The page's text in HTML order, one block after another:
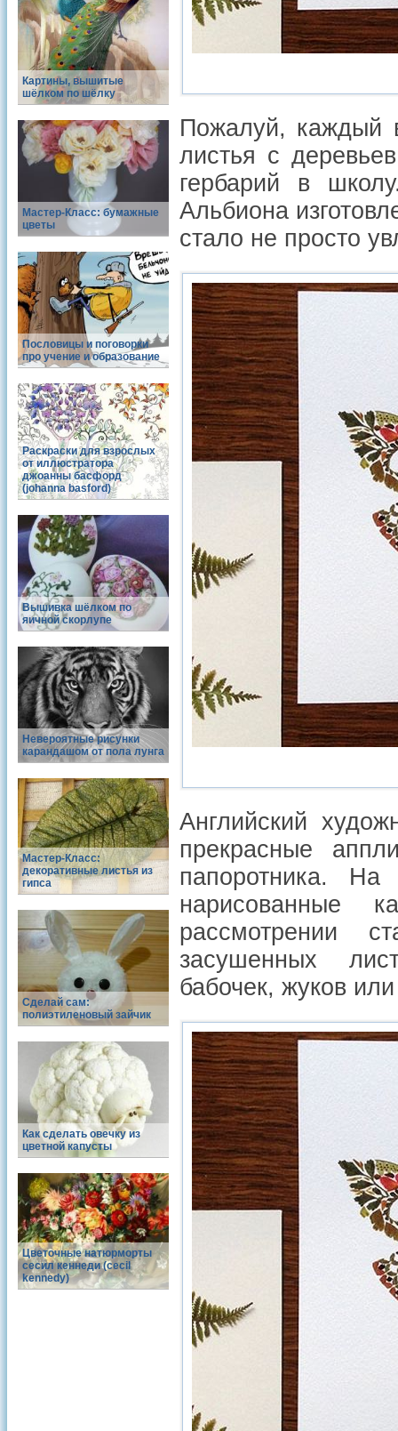
Картины, вышитые
шёлком по шёлку
Мастер-Класс: бумажные
цветы
Пословицы и поговорки
про учение и образование
Раскраски для взрослых
от иллюстратора
джоанны басфорд
(johanna basford)
Вышивка шёлком по
яичной скорлупе
Невероятные рисунки
карандашом от пола лунга
Мастер-Класс:
декоративные листья из
гипса
Сделай сам:
полиэтиленовый зайчик
Как сделать овечку из
цветной капусты
Цветочные натюрморты
сесил кеннеди (cecil
kennedy)
Пожалуй, каждый
листья с
гербарий в
Альбиона
стало не просто
Английский
прекрасные
папоротника.
нарисованные
рассмотрении
засушенных
бабочек, жуков